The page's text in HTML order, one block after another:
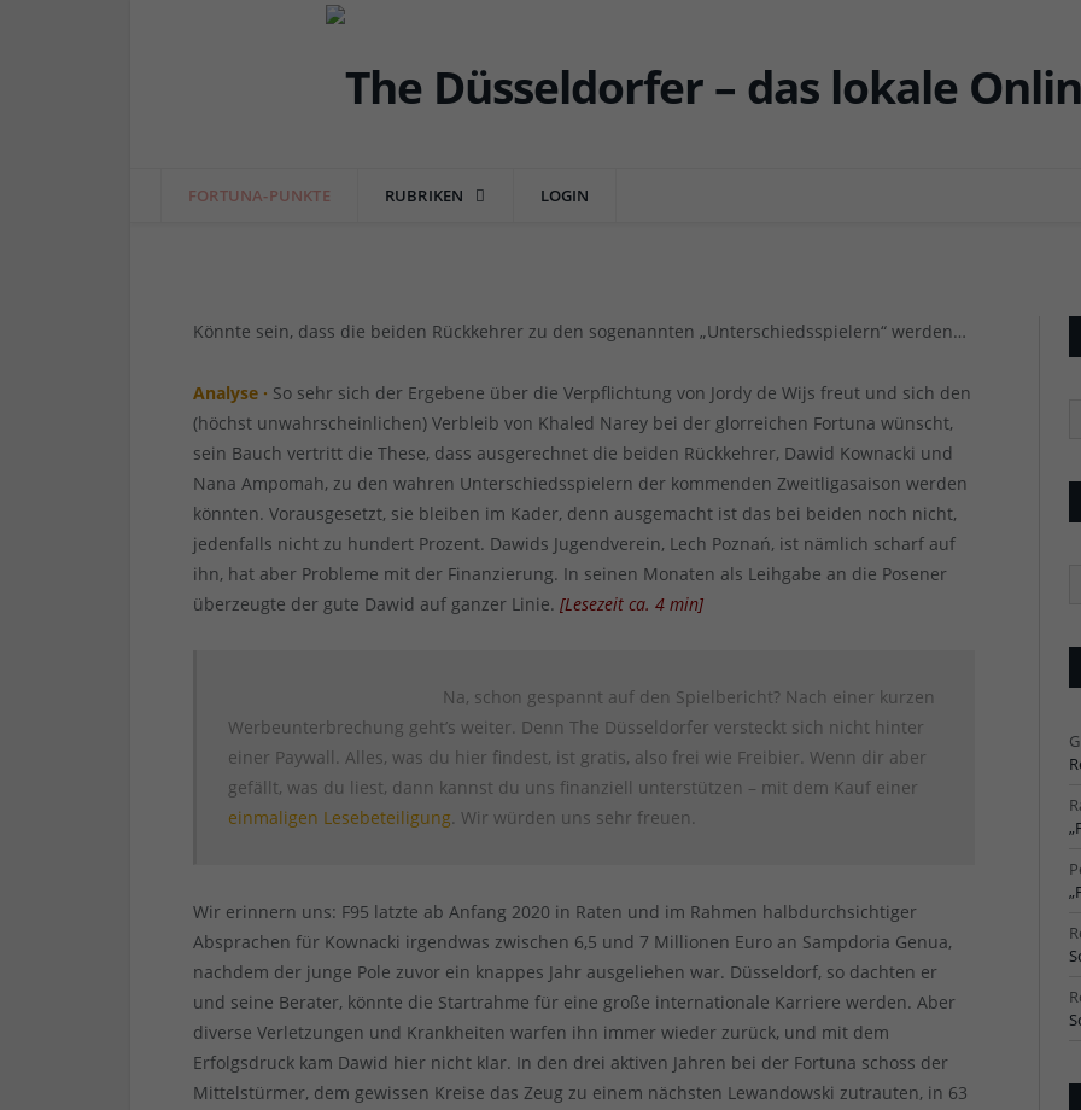
FORTUNA-PUNKTE RUBRIKEN LOGIN
Dawid Kownacki und Nana Ampomah – F95-
Könnte sein, dass die beiden Rückkehrer zu den sogenannten „Unterschiedsspielern“ werden…
Analyse · So sehr sich der Ergebene über die Verpflichtung von Jordy de Wijs freut und sich den
(höchst unwahrscheinlichen) Verbleib von Khaled Narey bei der glorreichen Fortuna wünscht,
sein Bauch vertritt die These, dass ausgerechnet die beiden Rückkehrer, Dawid Kownacki und
Nana Ampomah, zu den wahren Unterschiedsspielern der kommenden Zweitligasaison werden
könnten. Vorausgesetzt, sie bleiben im Kader, denn ausgemacht ist das bei beiden noch nicht,
jedenfalls nicht zu hundert Prozent. Dawids Jugendverein, Lech Poznań, ist nämlich scharf auf
ihn, hat aber Probleme mit der Finanzierung. In seinen Monaten als Leihgabe an die Posener
überzeugte der gute Dawid auf ganzer Linie.[Lesezeit ca. 4 min]
Na, schon gespannt auf den Spielbericht? Nach einer kurzen
Werbeunterbrechung geht’s weiter. Denn The Düsseldorfer versteckt sich nicht hinter
einer Paywall. Alles, was du hier findest, ist gratis, also frei wie Freibier. Wenn dir aber
gefällt, was du liest, dann kannst du uns finanziell unterstützen – mit dem Kauf einer
einmaligen Lesebeteiligung. Wir würden uns sehr freuen.
Wir erinnern uns: F95 latzte ab Anfang 2020 in Raten und im Rahmen halbdurchsichtiger
Absprachen für Kownacki irgendwas zwischen 6,5 und 7 Millionen Euro an Sampdoria Genua,
nachdem der junge Pole zuvor ein knappes Jahr ausgeliehen war. Düsseldorf, so dachten er
und seine Berater, könnte die Startrahme für eine große internationale Karriere werden. Aber
diverse Verletzungen und Krankheiten warfen ihn immer wieder zurück, und mit dem
Erfolgsdruck kam Dawid hier nicht klar. In den drei aktiven Jahren bei der Fortuna schoss der
Mittelstürmer, dem gewissen Kreise das Zeug zu einem nächsten Lewandowski zutrauten, in 63